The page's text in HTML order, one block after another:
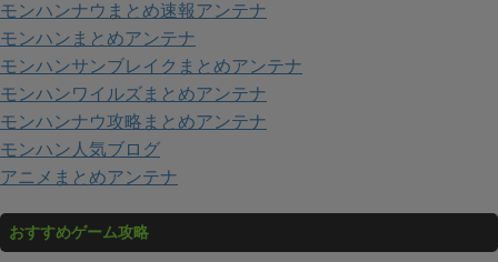
モンハンナウまとめ速報アンテナ
モンハンまとめアンテナ
モンハンサンブレイクまとめアンテナ
モンハンワイルズまとめアンテナ
モンハンナウ攻略まとめアンテナ
モンハン人気ブログ
アニメまとめアンテナ
おすすめゲーム攻略